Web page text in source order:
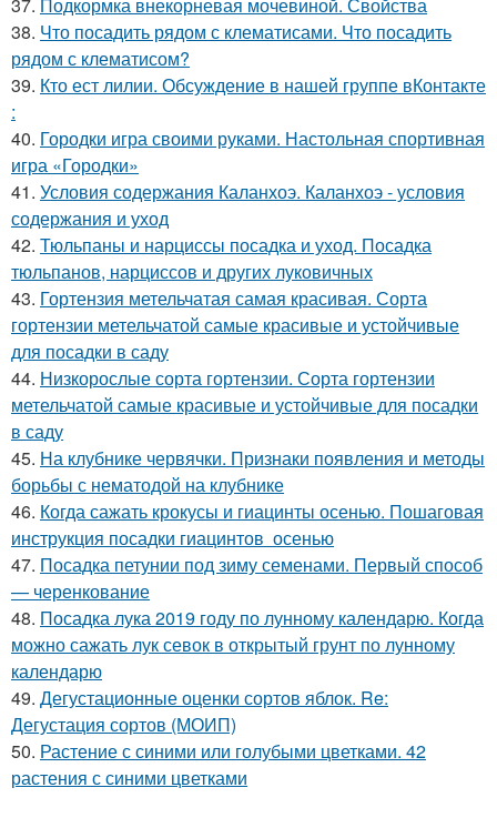
38. Что посадить рядом с клематисами. Что посадить
рядом с клематисом?
39. Кто ест лилии. Обсуждение в нашей группе вКонтакте
:
40. Городки игра своими руками. Настольная спортивная
игра «Городки»
41. Условия содержания Каланхоэ. Каланхоэ - условия
содержания и уход
42. Тюльпаны и нарциссы посадка и уход. Посадка
тюльпанов, нарциссов и других луковичных
43. Гортензия метельчатая самая красивая. Сорта
гортензии метельчатой самые красивые и устойчивые
для посадки в саду
44. Низкорослые сорта гортензии. Сорта гортензии
метельчатой самые красивые и устойчивые для посадки
в саду
45. На клубнике червячки. Признаки появления и методы
борьбы с нематодой на клубнике
46. Когда сажать крокусы и гиацинты осенью. Пошаговая
инструкция посадки гиацинтов осенью
47. Посадка петунии под зиму семенами. Первый способ
— черенкование
48. Посадка лука 2019 году по лунному календарю. Когда
можно сажать лук севок в открытый грунт по лунному
календарю
49. Дегустационные оценки сортов яблок. Re:
Дегустация сортов (МОИП)
50. Растение с синими или голубыми цветками. 42
растения с синими цветками